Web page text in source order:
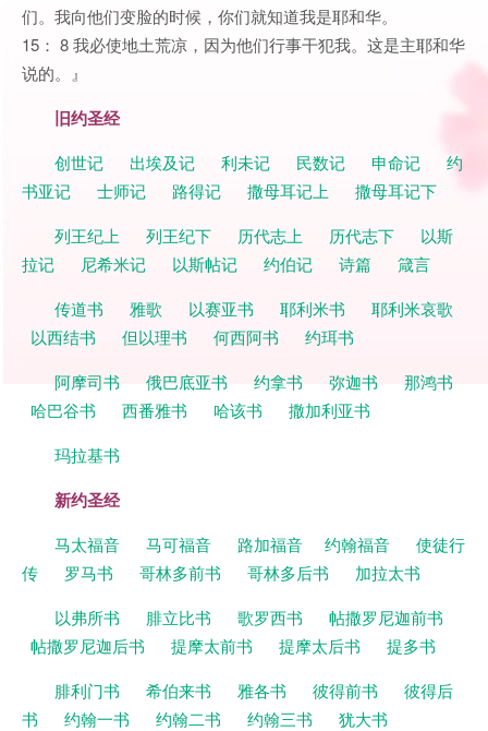
们。我向他们变脸的时候，你们就知道我是耶和华。
15： 8 我必使地土荒凉，因为他们行事干犯我。这是主耶和华
说的。』
旧约圣经
创世记 出埃及记 利未记 民数记 申命记
约
书亚记
士师记 路得记 撒母耳记上
撒母耳记下
列王纪上
列王纪下 历代志上 历代志下
以斯
拉记
尼希米记 以斯帖记 约伯记 诗篇
箴言
传道书
雅歌 以赛亚书 耶利米书
耶利米哀歌
以西结书
但以理书 何西阿书
约珥书
阿摩司书
俄巴底亚书 约拿书 弥迦书
那鸿书
哈巴谷书
西番雅书 哈该书
撒加利亚书
玛拉基书
新约圣经
马太福音 马可福音 路加福音 约翰福音
使徒行
传
罗马书 哥林多前书 哥林多后书
加拉太书
以弗所书
腓立比书 歌罗西书
帖撒罗尼迦前书
帖撒罗尼迦后书
提摩太前书 提摩太后书
提多书
腓利门书
希伯来书 雅各书 彼得前书
彼得后
书
约翰一书 约翰二书 约翰三书
犹大书